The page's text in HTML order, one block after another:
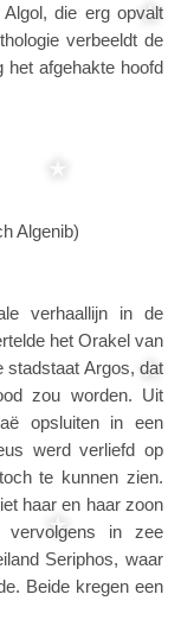
die erg opvalt
verbeeldt de
het afgehakte hoofd
Algenib)
verhaallijn in de
het Orakel van
stadstaat Argos, dat
zou worden. Uit
opsluiten in een
werd verliefd op
te kunnen zien.
haar en haar zoon
in zee
Seriphos, waar
Beide kregen een